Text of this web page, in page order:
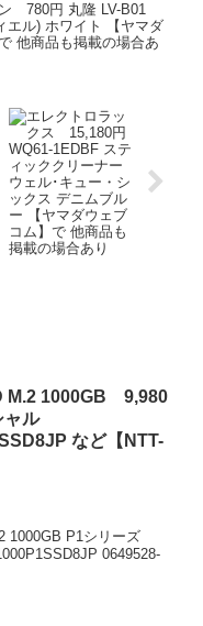
780円 丸隆 LV-B01
エル) ホワイト 【ヤマダ
他商品も掲載の場合あ
M.2 1000GB 9,980
ャル
など【NTT-
1000GB P1シリーズ
0649528-